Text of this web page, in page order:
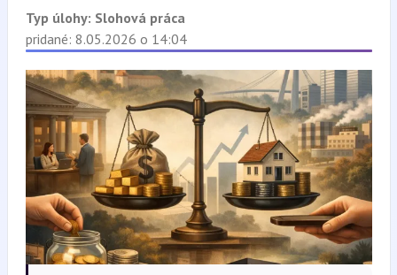
Typ úlohy: Slohová práca
pridané: 8.05.2026 o 14:04